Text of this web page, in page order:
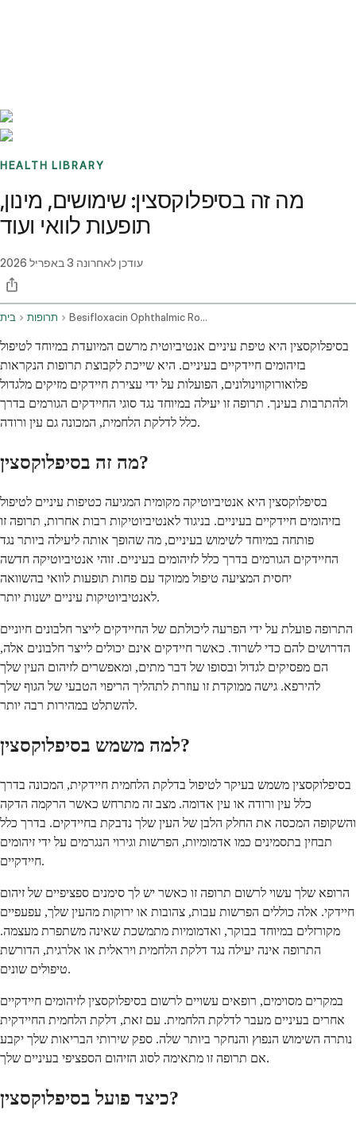
HEALTH LIBRARY
מה זה בסיפלוקסצין: שימושים, מינון,
תופעות לוואי ועוד
עודכן לאחרונה 3 באפריל 2026
בית תרופות Besifloxacin Ophthalmic Route
בסיפלוקסצין היא טיפת עיניים אנטיביוטית מרשם המיועדת במיוחד לטיפול
בזיהומים חיידקיים בעיניים. היא שייכת לקבוצת תרופות הנקראות
פלואורוקווינולונים, הפועלות על ידי עצירת חיידקים מזיקים מלגדול
ולהתרבות בעינך. תרופה זו יעילה במיוחד נגד סוגי החיידקים הגורמים בדרך
כלל לדלקת הלחמית, המכונה גם עין ורודה.
מה זה בסיפלוקסצין?
בסיפלוקסצין היא אנטיביוטיקה מקומית המגיעה כטיפות עיניים לטיפול
בזיהומים חיידקיים בעיניים. בניגוד לאנטיביוטיקות רבות אחרות, תרופה זו
פותחה במיוחד לשימוש בעיניים, מה שהופך אותה ליעילה ביותר נגד
החיידקים הגורמים בדרך כלל לזיהומים בעיניים. זוהי אנטיביוטיקה חדשה
יחסית המציעה טיפול ממוקד עם פחות תופעות לוואי בהשוואה
לאנטיביוטיקות עיניים ישנות יותר.
התרופה פועלת על ידי הפרעה ליכולתם של החיידקים לייצר חלבונים חיוניים
הדרושים להם כדי לשרוד. כאשר חיידקים אינם יכולים לייצר חלבונים אלה,
הם מפסיקים לגדול ובסופו של דבר מתים, ומאפשרים לזיהום העין שלך
להירפא. גישה ממוקדת זו עוזרת לתהליך הריפוי הטבעי של הגוף שלך
להשתלט במהירות רבה יותר.
למה משמש בסיפלוקסצין?
בסיפלוקסצין משמש בעיקר לטיפול בדלקת הלחמית חיידקית, המכונה בדרך
כלל עין ורודה או עין אדומה. מצב זה מתרחש כאשר הרקמה הדקה
והשקופה המכסה את החלק הלבן של העין שלך נדבקת בחיידקים. בדרך כלל
תבחין בתסמינים כמו אדמומיות, הפרשות וגירוי הנגרמים על ידי זיהומים
חיידקיים.
הרופא שלך עשוי לרשום תרופה זו כאשר יש לך סימנים ספציפיים של זיהום
חיידקי. אלה כוללים הפרשות עבות, צהובות או ירוקות מהעין שלך, עפעפיים
מקורזלים במיוחד בבוקר, ואדמומיות מתמשכת שאינה משתפרת מעצמה.
התרופה אינה יעילה נגד דלקת הלחמית ויראלית או אלרגית, הדורשת
טיפולים שונים.
במקרים מסוימים, רופאים עשויים לרשום בסיפלוקסצין לזיהומים חיידקיים
אחרים בעיניים מעבר לדלקת הלחמית. עם זאת, דלקת הלחמית החיידקית
נותרה השימוש הנפוץ והנחקר ביותר שלה. ספק שירותי הבריאות שלך יקבע
אם תרופה זו מתאימה לסוג הזיהום הספציפי בעיניים שלך.
כיצד פועל בסיפלוקסצין?